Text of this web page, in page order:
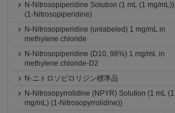
N-Nitrosopiperidine Solution (1 mL (1 mg/mL))
(1-Nitrosopiperidine)
N-Nitrosopiperidine (unlabeled) 1 mg/mL in
methylene chloride
N-Nitrosopiperidine (D10, 98%) 1 mg/mL in
methylene chloride-D2
N-ニトロソピロリジン標準品
N-Nitrosopyrrolidine (NPYR) Solution (1 mL (1
mg/mL) (1-Nitrosopyrrolidine))